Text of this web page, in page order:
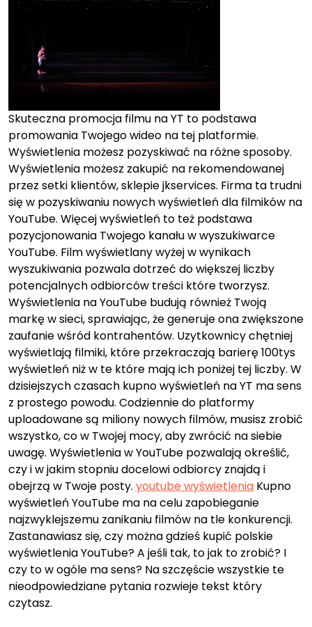
Skuteczna promocja filmu na YT to podstawa
promowania Twojego wideo na tej platformie.
Wyświetlenia możesz pozyskiwać na różne sposoby.
Wyświetlenia możesz zakupić na rekomendowanej
przez setki klientów, sklepie jkservices. Firma ta trudni
się w pozyskiwaniu nowych wyświetleń dla filmików na
YouTube. Więcej wyświetleń to też podstawa
pozycjonowania Twojego kanału w wyszukiwarce
YouTube. Film wyświetlany wyżej w wynikach
wyszukiwania pozwala dotrzeć do większej liczby
potencjalnych odbiorców treści które tworzysz.
Wyświetlenia na YouTube budują również Twoją
markę w sieci, sprawiając, że generuje ona zwiększone
zaufanie wśród kontrahentów. Uzytkownicy chętniej
wyświetlają filmiki, które przekraczają barierę 100tys
wyświetleń niż w te które mają ich poniżej tej liczby. W
dzisiejszych czasach kupno wyświetleń na YT ma sens
z prostego powodu. Codziennie do platformy
uploadowane są miliony nowych filmów, musisz zrobić
wszystko, co w Twojej mocy, aby zwrócić na siebie
uwagę. Wyświetlenia w YouTube pozwalają określić,
czy i w jakim stopniu docelowi odbiorcy znajdą i
obejrzą w Twoje posty. youtube wyświetlenia Kupno
wyświetleń YouTube ma na celu zapobieganie
najzwyklejszemu zanikaniu filmów na tle konkurencji.
Zastanawiasz się, czy można gdzieś kupić polskie
wyświetlenia YouTube? A jeśli tak, to jak to zrobić? I
czy to w ogóle ma sens? Na szczęście wszystkie te
nieodpowiedziane pytania rozwieje tekst który
czytasz.